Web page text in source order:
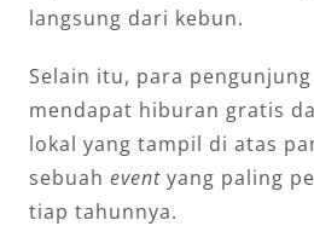
langsung dari kebun.
Selain itu, para
mendapat hiburan gratis
lokal yang tampil di atas
sebuah event yang paling
tiap tahunnya.